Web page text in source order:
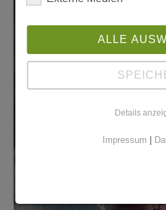
ALLE
Details
Impressum |